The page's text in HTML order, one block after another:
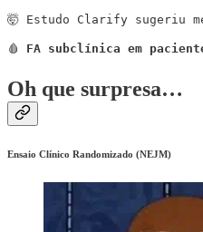
🤯 Estudo Clarify sugeriu
🩸 FA subclínica em
Oh que surpresa…
Ensaio Clínico Randomizado (NEJM)